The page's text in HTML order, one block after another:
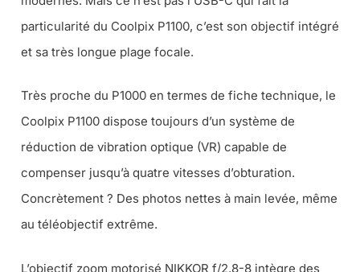
particularité du Coolpix P1100, c’est son objectif intégré
et sa très longue plage focale.
Très proche du P1000 en termes de fiche technique, le
Coolpix P1100 dispose toujours d’un système de
réduction de vibration optique (VR) capable de
compenser jusqu’à quatre vitesses d’obturation.
Concrètement ? Des photos nettes à main levée, même
au téléobjectif extrême.
L’objectif zoom motorisé NIKKOR f/2.8-8 intègre des